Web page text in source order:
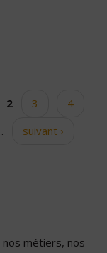
2 3
4
suivant ›
métiers, nos